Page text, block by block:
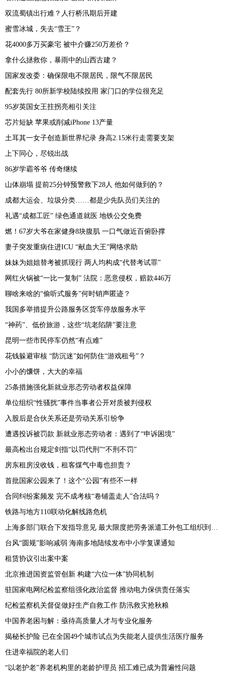
双流蜀镇出行难？人行桥汛期后开建
蜜雪冰城，失去“雪王”？
花4000多万买豪宅 被中介赚250万差价？
拿什么拯救你，暴雨中的山西古建？
国家发改委：确保限电不限居民，限气不限居民
配套先行 80所新学校陆续投用 家门口的学位很充足
95岁英国女王拄拐亮相引关注
芯片短缺 苹果或削减iPhone 13产量
土耳其一女子创造新世界纪录 身高2.15米行走需要支架
上下同心，尽锐出战
86岁学霸爷爷 传奇继续
山体崩塌 提前25分钟预警救下28人 他如何做到的？
成都大运会、垃圾分类……都是少先队员们关注的
礼遇“成都工匠” 绿色通道就医 地铁公交免费
燃！67岁大爷在家健身8块腹肌 一口气做近百俯卧撑
妻子突发重病住进ICU “献血大王”网络求助
妹妹为姐姐替考被抓现行 两人均构成“代替考试罪”
网红火锅被“一比一复制” 法院：恶意侵权，赔款446万
聊啥来啥的“偷听式服务”何时销声匿迹？
我国多举措提升公路服务区货车停放服务水平
“神药”、低价旅游，这些“坑老陷阱”要注意
昆明一些市民停车仍然“有点难”
花钱躲避审核 “防沉迷”如何防住“游戏租号”？
小小的馕饼，大大的幸福
25条措施强化新就业形态劳动者权益保障
单位组织“性骚扰”事件当事者公开对质被判侵权
入股后是合伙关系还是劳动关系引纷争
遭遇投诉被罚款 新就业形态劳动者：遇到了“申诉困境”
最高检出台规定剑指“以罚代刑”“不刑不罚”
房东租房没收钱，租客煤气中毒也担责？
首批国家公园来了！这个“公园”有些不一样
合同纠纷案频发 完不成考核“卷铺盖走人”合法吗？
铁路与地方110联动化解线路危机
上海多部门联合下发指导意见 最大限度把劳务派遣工外包工组织到工会中来
台风“圆规”影响减弱 海南多地陆续发布中小学复课通知
租赁协议引出案中案
北京推进国资监管创新 构建“六位一体”协同机制
驻国家电网纪检监察组强化政治监督 推动电力保供责任落实
纪检监察机关督促做好生产自救工作 防汛救灾抢秋粮
中国养老困与解：亟待高质量人才与专业化服务
揭秘长护险 已在全国49个城市试点为失能老人提供生活医疗服务
住进幸福院的老人们
“以老护老”养老机构里的老龄护理员 招工难已成为普遍性问题